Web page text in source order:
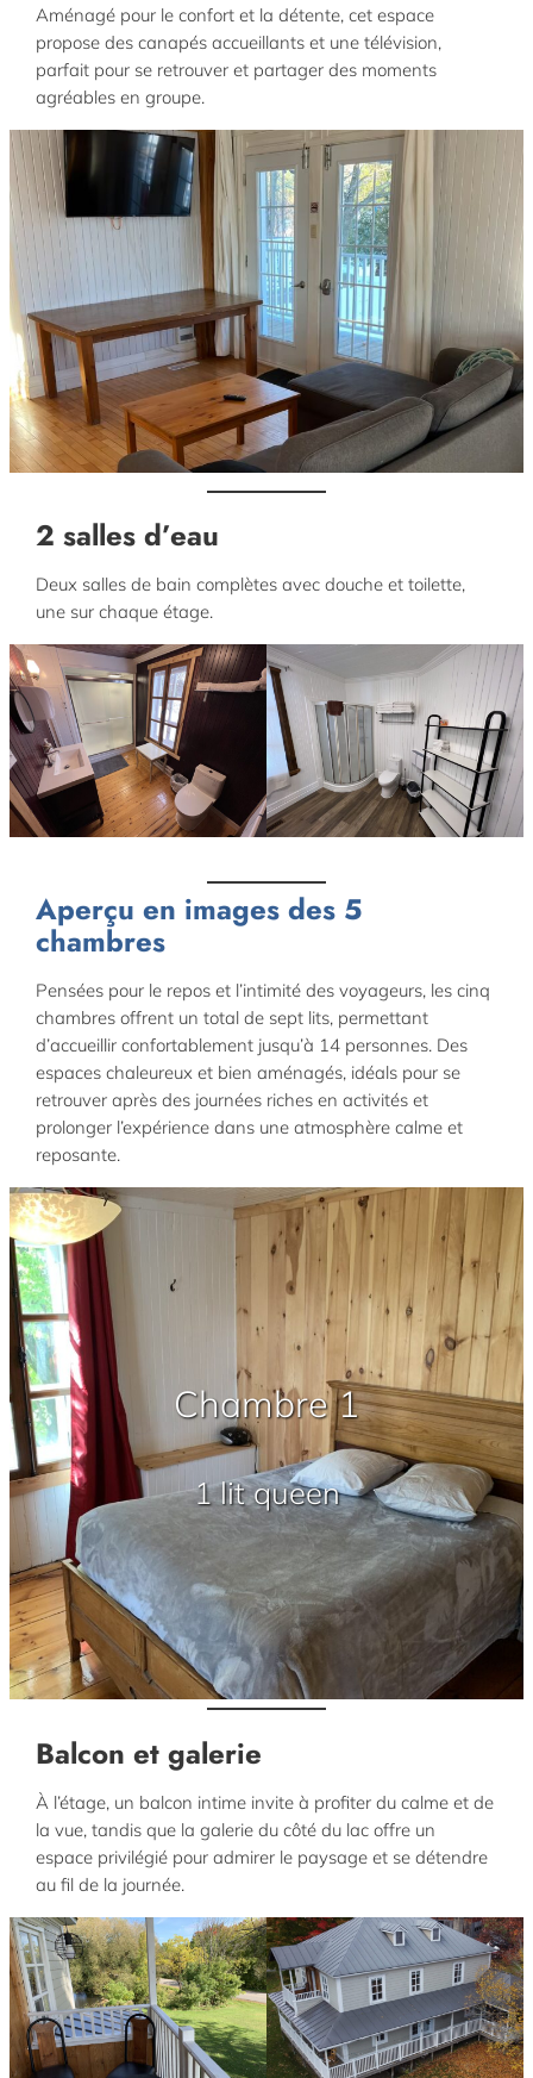
Aménagé pour le confort et la détente, cet espace
propose des canapés accueillants et une télévision,
parfait pour se retrouver et partager des moments
agréables en groupe.
2 salles d’eau
Deux salles de bain complètes avec douche et toilette,
une sur chaque étage.
Aperçu en images des 5
chambres
Pensées pour le repos et l’intimité des voyageurs, les cinq
chambres offrent un total de sept lits, permettant
d’accueillir confortablement jusqu’à 14 personnes. Des
espaces chaleureux et bien aménagés, idéals pour se
retrouver après des journées riches en activités et
prolonger l’expérience dans une atmosphère calme et
reposante.
Chambre 1
1 lit queen
Balcon et galerie
À l’étage, un balcon intime invite à profiter du calme et de
la vue, tandis que la galerie du côté du lac offre un
espace privilégié pour admirer le paysage et se détendre
au fil de la journée.